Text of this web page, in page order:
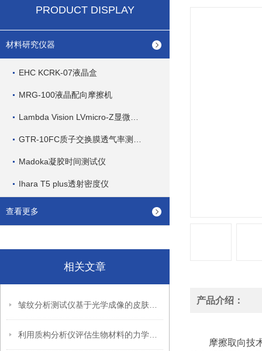
PRODUCT DISPLAY
材料研究仪器
EHC KCRK-07液晶盒
MRG-100液晶配向摩擦机
Madoka凝胶时间测试仪
Ihara T5 plus透射密度仪
查看更多
相关文章
产品介绍：
摩擦取向技